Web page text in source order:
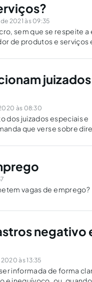
2021 às 09:35
sem que se respeite a
de produtos e serviços
juizados
às 08:30
dos juizados especiais e
que verse sobre
vagas de emprego?
negativo
às 13:35
informada de forma